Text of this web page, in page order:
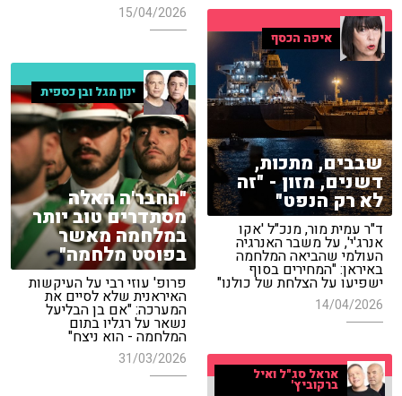
15/04/2026
איפה הכסף
שבבים, מתכות,
דשנים, מזון - "זה
לא רק הנפט"
ד"ר עמית מור, מנכ"ל 'אקו
אנרג'י', על משבר האנרגיה
העולמי שהביאה המלחמה
באיראן: "המחירים בסוף
ישפיעו על הצלחת של כולנו"
14/04/2026
ינון מגל ובן כספית
"החבר'ה האלה
מסתדרים טוב יותר
במלחמה מאשר
בפוסט מלחמה"
פרופ' עוזי רבי על העיקשות
האיראנית שלא לסיים את
המערכה: "אם בן הבליעל
נשאר על רגליו בתום
המלחמה - הוא ניצח"
31/03/2026
אראל סג"ל ואיל
ברקוביץ'